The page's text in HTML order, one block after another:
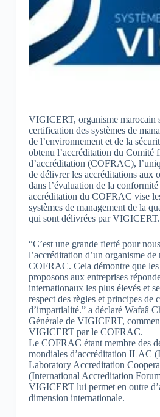
VIGICERT, organisme marocain
certification des systèmes de
de l’environnement et de la
obtenu l’accréditation du Comité
d’accréditation (COFRAC),
de délivrer les accréditations aux
dans l’évaluation de la
accréditation du COFRAC vise
systèmes de management de la
qui sont délivrées par VIGICERT.
“C’est une grande fierté pour
l’accréditation d’un organisme
COFRAC. Cela démontre que
proposons aux entreprises
internationaux les plus élevés et
respect des règles et principes de
d’impartialité.” a déclaré Wafaâ
Générale de VIGICERT,
VIGICERT par le COFRAC.
Le COFRAC étant membre des
mondiales d’accréditation ILAC
Laboratory Accreditation
(International Accreditation
VIGICERT lui permet en outre
dimension internationale.